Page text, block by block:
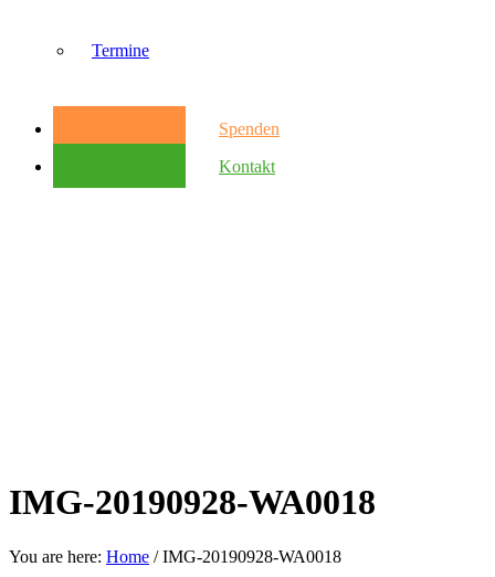
Termine
Spenden
Kontakt
IMG-20190928-WA0018
You are here: Home /IMG-20190928-WA0018